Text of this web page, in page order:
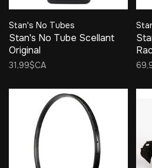
Stan's No Tubes
Stan's No Tube Scellant
Original
31,99$CA